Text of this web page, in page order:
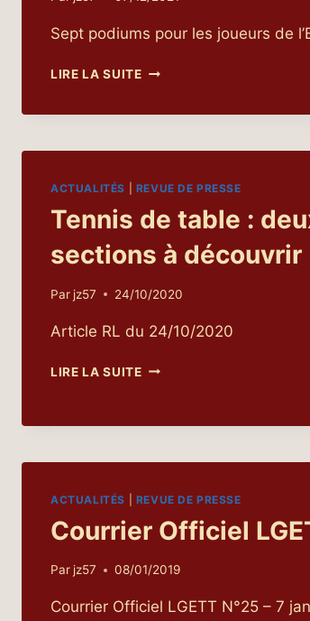
Sept podiums pour les joueurs de
LIRE LA SUITECRITÉRIUM
ACTUALITÉS REVUE DE PRESSE
Tennis de table :
sections à découvrir
Par jz57 24/10/2020
Article RL du 24/10/2020
LIRE LA SUITETENNIS
:
NOUVELLES
À
DÉCOUVRIR
ACTUALITÉS REVUE DE PRESSE
Courrier Officiel
Par jz57 08/01/2019
Courrier Officiel LGETT N°25 – 7